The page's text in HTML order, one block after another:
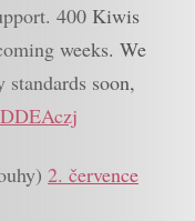
400 Kiwis
weeks. We
soon,
2. července